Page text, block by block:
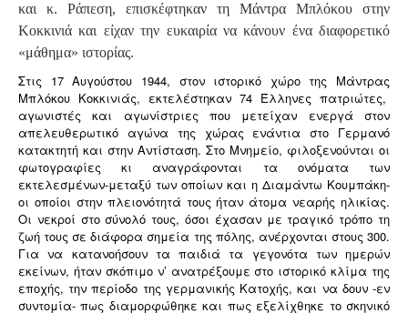
και κ. Ράπεση, επισκέφτηκαν τη Μάντρα Μπλόκου στην
Κοκκινιά και είχαν την ευκαιρία να κάνουν ένα διαφορετικό
«μάθημα» ιστορίας.
Στις 17 Αυγούστου 1944, στον ιστορικό χώρο της Μάντρας
Μπλόκου Κοκκινιάς, εκτελέστηκαν 74 Έλληνες πατριώτες,
αγωνιστές και αγωνίστριες που μετείχαν ενεργά στον
απελευθερωτικό αγώνα της χώρας ενάντια στο Γερμανό
κατακτητή και στην Αντίσταση. Στο Μνημείο, φιλοξενούνται οι
φωτογραφίες κι αναγράφονται τα ονόματα των
εκτελεσμένων-μεταξύ των οποίων και η Διαμάντω Κουμπάκη-
οι οποίοι στην πλειονότητά τους ήταν άτομα νεαρής ηλικίας.
Οι νεκροί στο σύνολό τους, όσοι έχασαν με τραγικό τρόπο τη
ζωή τους σε διάφορα σημεία της πόλης, ανέρχονται στους 300.
Για να κατανοήσουν τα παιδιά τα γεγονότα των ημερών
εκείνων, ήταν σκόπιμο ν’ ανατρέξουμε στο ιστορικό κλίμα της
εποχής, την περίοδο της γερμανικής Κατοχής, και να δουν -εν
συντομία- πως διαμορφώθηκε και πως εξελίχθηκε το σκηνικό